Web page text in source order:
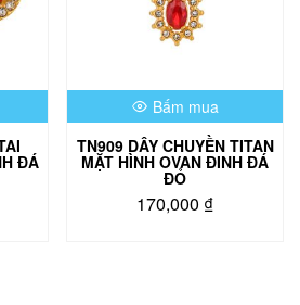
ĐÁ
Bấm mua
TN909 DÂY CHUYỀN TITAN
MẶT HÌNH OVAN ĐINH ĐÁ
ĐỎ
170,000 ₫